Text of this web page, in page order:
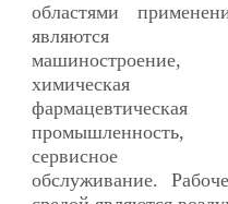
областями
являются
машиностроение,
химическая
фармацевтическая
промышленность,
сервисное
обслуживание.